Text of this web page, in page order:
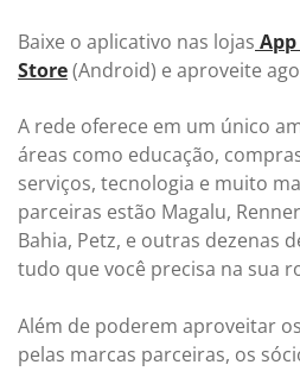
Baixe o aplicativo nas lojas
Store(Android) e aproveite
A rede oferece em um único
áreas como educação,
serviços, tecnologia e muito
parceiras estão Magalu,
Bahia, Petz, e outras dezenas
tudo que você precisa na sua
Além de poderem aproveitar
pelas marcas parceiras, os